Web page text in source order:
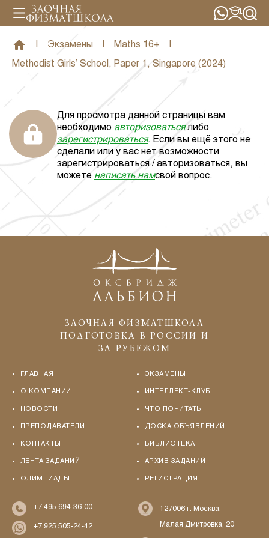
Экзамены Maths 16+
Methodist Girls’ School, Paper 1, Singapore (2024)
Для просмотра данной страницы вам
необходимо авторизоваться либо
зарегистрироваться. Если вы ещё этого не
сделали или у вас нет возможности
зарегистрироваться / авторизоваться, вы
можете написать намсвой вопрос.
ЗАОЧНАЯ ФИЗМАТШКОЛА
ПОДГОТОВКА В РОССИИ И
ЗА РУБЕЖОМ
ГЛАВНАЯ
О КОМПАНИИ
НОВОСТИ
ПРЕПОДАВАТЕЛИ
КОНТАКТЫ
ЛЕНТА ЗАДАНИЙ
ОЛИМПИАДЫ
ЭКЗАМЕНЫ
ИНТЕЛЛЕКТ-КЛУБ
ЧТО ПОЧИТАТЬ
ДОСКА ОБЪЯВЛЕНИЙ
БИБЛИОТЕКА
АРХИВ ЗАДАНИЙ
РЕГИСТРАЦИЯ
+7 495 694-36-00
+7 925 505-24-42
127006 г. Москва,
Малая Дмитровка, 20